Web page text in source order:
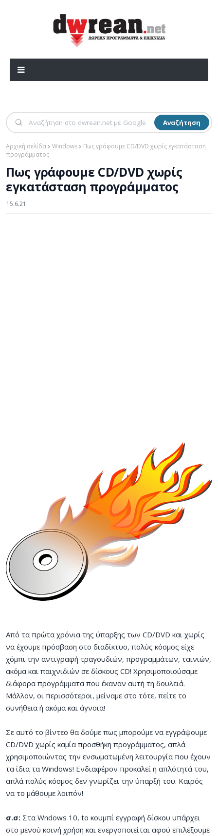
Αναζήτηση
Αρχική σελίδα Windows
Πως γράφουμε CD/DVD χωρίς εγκατάσταση
προγράμματος
Πως γράφουμε CD/DVD χωρίς
εγκατάσταση προγράμματος
15.6.21
Από τα πρώτα χρόνια της ύπαρξης των CD/DVD και χωρίς
να έχουμε πρόσβαση στο διαδίκτυο, πολύς κόσμος είχε
χόμπι την αντιγραφή τραγουδιών, προγραμμάτων, ταινιών,
ακόμα και παιχνιδιών σε δίσκους CD! Χρησιμοποιούσαμε
διάφορα προγράμματα που έκαναν αυτή τη δουλειά.
Μάλλον, οι περισσότεροι, μείναμε στο τότε, πείτε το
συνήθεια ή ακόμα και άγνοια!
Σε αυτό το βίντεο θα δούμε πως μπορούμε να εγγράψουμε
CD/DVD χωρίς καμία προσθήκη προγράμματος, απλά
χρησιμοποιώντας την ενσωματωμένη λειτουργία που έχουν
τα ίδια τα Windows! Ενδιαφέρον προκαλεί η απλότητά του,
απλά πολύς κόσμος δεν γνωρίζει την ύπαρξή του. Καιρός
να το μάθουμε λοιπόν!
σ.σ: Στα Wndows 10, to κουμπί εγγραφή δίσκου υπάρχει
στο μενού κοινή χρήση και ενεργοποιείται αφού επιλέξουμε